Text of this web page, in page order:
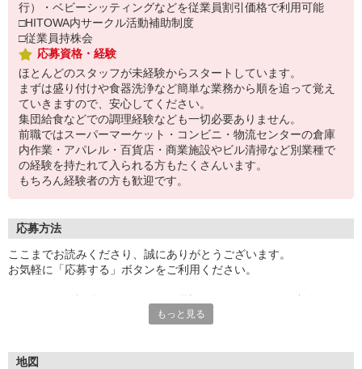
行）・ベビーシッティングなどを従業員割引価格で利用可能
□HITOWA内サークル活動補助制度
□従業員持株会
応募資格・経験
ほとんどのスタッフが未経験からスタートしています。
まずは盛り付けや食器洗浄など簡単な業務から順を追って覚え
ていきますので、安心してください。
集団給食などでの調理経験なども一切必要ありません。
前職ではスーパーマーケット・コンビニ・物流センターの倉庫
内作業・アパレル・百貨店・商業施設やビル清掃など別業種で
の経験を持たれて入られる方もたくさんいます。
もちろん経験者の方も歓迎です。
応募方法
ここまでお読みくださり、誠にありがとうございます。
お気軽に「応募する」ボタンをご利用ください。
お電話の際は「イーアイデムを見た」と伝えるとスムーズです。
もっと見る
地図